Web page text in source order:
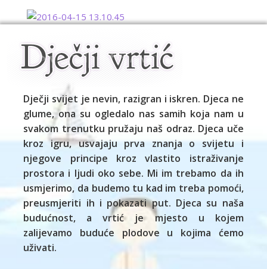
Dječji svijet je nevin, razigran i iskren. Djeca ne
glume, ona su ogledalo nas samih koja nam u
svakom trenutku pružaju naš odraz. Djeca uče
kroz igru, usvajaju prva znanja o svijetu i
njegove principe kroz vlastito istraživanje
prostora i ljudi oko sebe. Mi im trebamo da ih
usmjerimo, da budemo tu kad im treba pomoći,
preusmjeriti ih i pokazati put. Djeca su naša
budućnost, a vrtić je mjesto u kojem
zalijevamo buduće plodove u kojima ćemo
uživati.